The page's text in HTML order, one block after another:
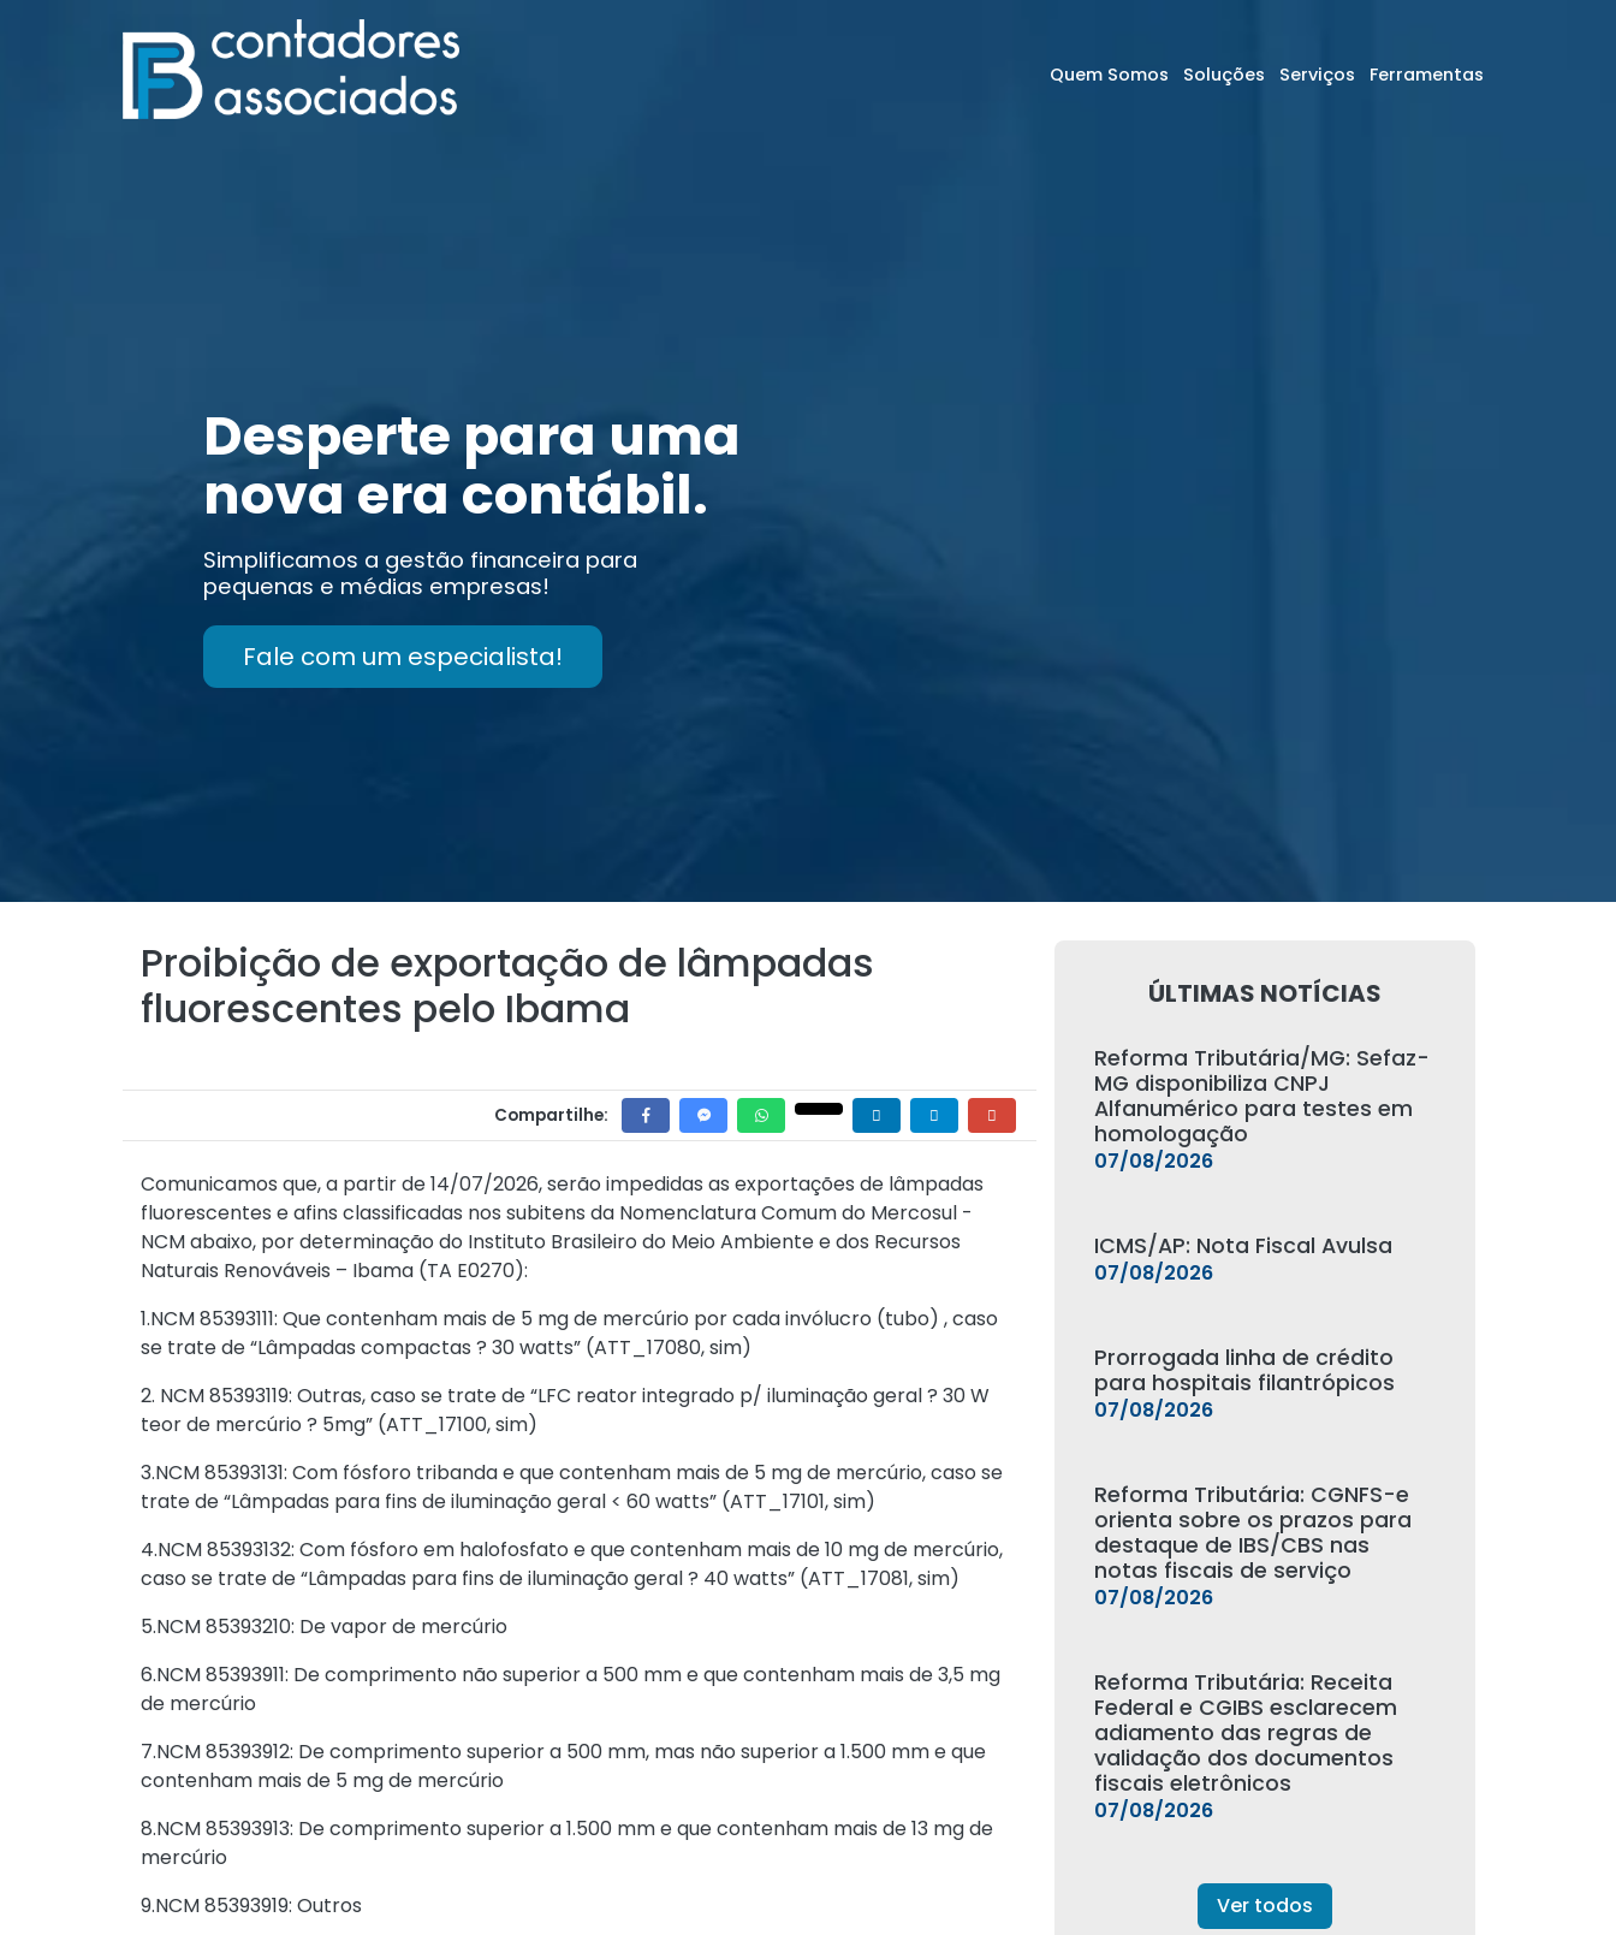
Quem Somos Soluções Serviços Ferramentas
Desperte para uma
nova era contábil.
Simplificamos a gestão financeira para
pequenas e médias empresas!
Fale com um especialista!
Proibição de exportação de lâmpadas
fluorescentes pelo Ibama
Compartilhe:
Comunicamos que, a partir de 14/07/2026, serão impedidas as exportações de lâmpadas
fluorescentes e afins classificadas nos subitens da Nomenclatura Comum do Mercosul -
NCM abaixo, por determinação do Instituto Brasileiro do Meio Ambiente e dos Recursos
Naturais Renováveis – Ibama (TA E0270):
1.NCM 85393111: Que contenham mais de 5 mg de mercúrio por cada invólucro (tubo) , caso
se trate de “Lâmpadas compactas ? 30 watts” (ATT_17080, sim)
2. NCM 85393119: Outras, caso se trate de “LFC reator integrado p/ iluminação geral ? 30 W
teor de mercúrio ? 5mg” (ATT_17100, sim)
3.NCM 85393131: Com fósforo tribanda e que contenham mais de 5 mg de mercúrio, caso se
trate de “Lâmpadas para fins de iluminação geral < 60 watts” (ATT_17101, sim)
4.NCM 85393132: Com fósforo em halofosfato e que contenham mais de 10 mg de mercúrio,
caso se trate de “Lâmpadas para fins de iluminação geral ? 40 watts” (ATT_17081, sim)
5.NCM 85393210: De vapor de mercúrio
6.NCM 85393911: De comprimento não superior a 500 mm e que contenham mais de 3,5 mg
de mercúrio
7.NCM 85393912: De comprimento superior a 500 mm, mas não superior a 1.500 mm e que
contenham mais de 5 mg de mercúrio
8.NCM 85393913: De comprimento superior a 1.500 mm e que contenham mais de 13 mg de
mercúrio
9.NCM 85393919: Outros
ÚLTIMAS NOTÍCIAS
Reforma Tributária/MG: Sefaz-
MG disponibiliza CNPJ
Alfanumérico para testes em
homologação
07/08/2026
ICMS/AP: Nota Fiscal Avulsa
07/08/2026
Prorrogada linha de crédito
para hospitais filantrópicos
07/08/2026
Reforma Tributária: CGNFS-e
orienta sobre os prazos para
destaque de IBS/CBS nas
notas fiscais de serviço
07/08/2026
Reforma Tributária: Receita
Federal e CGIBS esclarecem
adiamento das regras de
validação dos documentos
fiscais eletrônicos
07/08/2026
Ver todos